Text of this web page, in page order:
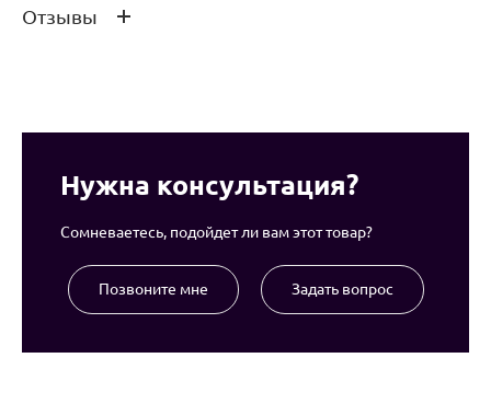
Отзывы
Нужна консультация?
Сомневаетесь, подойдет ли вам этот товар?
Позвоните мне Задать вопрос